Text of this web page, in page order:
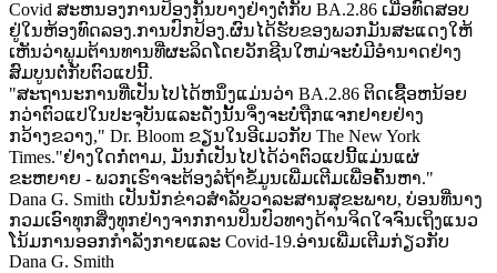
Covid ສະຫນອງການປ້ອງກັນບາງຢ່າງຕໍ່ກັບ BA.2.86 ເມື່ອທົດສອບ
ຢູ່ໃນຫ້ອງທົດລອງ.ການປົກປ້ອງ.ຜົນໄດ້ຮັບຂອງພວກມັນສະແດງໃຫ້
ເຫັນວ່າພູມຕ້ານທານທີ່ຜະລິດໂດຍວັກຊີນໃຫມ່ຈະບໍ່ມີອໍານາດຢ່າງ
ສົມບູນຕໍ່ກັບຕົວແປນີ້.
"ສະຖານະການທີ່ເປັນໄປໄດ້ຫນຶ່ງແມ່ນວ່າ BA.2.86 ຕິດເຊື້ອຫນ້ອຍ
ກວ່າຕົວແປໃນປະຈຸບັນແລະດັ່ງນັ້ນຈຶ່ງຈະບໍ່ຖືກແຈກຢາຍຢ່າງ
ກວ້າງຂວາງ," Dr. Bloom ຂຽນໃນອີເມວກັບ The New York
Times."ຢ່າງໃດກໍ່ຕາມ, ມັນກໍ່ເປັນໄປໄດ້ວ່າຕົວແປນີ້ແມ່ນແຜ່
ຂະຫຍາຍ - ພວກເຮົາຈະຕ້ອງລໍຖ້າຂໍ້ມູນເພີ່ມເຕີມເພື່ອຄົ້ນຫາ."
Dana G. Smith ເປັນນັກຂ່າວສໍາລັບວາລະສານສຸຂະພາບ, ບ່ອນທີ່ນາງ
ກວມເອົາທຸກສິ່ງທຸກຢ່າງຈາກການປິ່ນປົວທາງດ້ານຈິດໃຈຈົນເຖິງແນວ
ໂນ້ມການອອກກໍາລັງກາຍແລະ Covid-19.ອ່ານເພີ່ມເຕີມກ່ຽວກັບ
Dana G. Smith